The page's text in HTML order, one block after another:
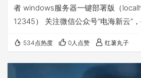
者 windows服务器一键部署版（
12345） 关注微信公众号“电海新云”
534点热度 0人点赞 红薯丸子